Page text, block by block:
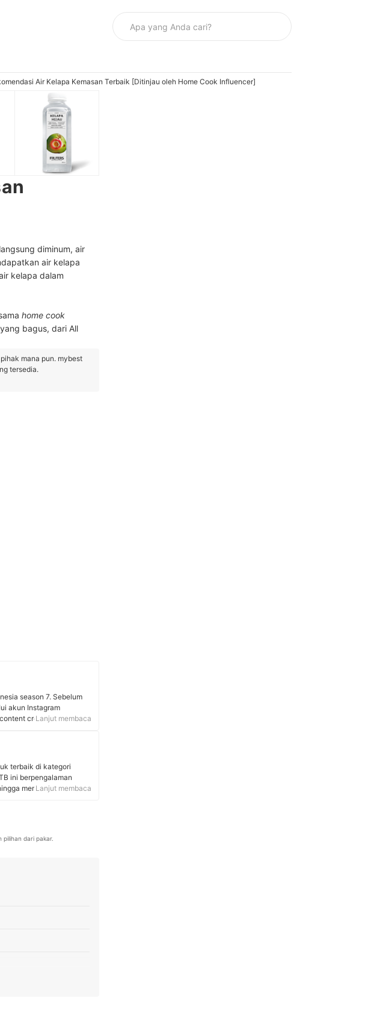
Air Kelapa Kemasan Terbaik [Ditinjau oleh Home Cook Influencer]
diminum, air
air kelapa
kelapa dalam
home cook
bagus, dari All
mana pun. mybest
tersedia.
season 7. Sebelum
akun Instagram
creator, ia tidak
produk dapur
Lanjut membaca
terbaik di kategori
ini berpengalaman
membangun
Lanjut membaca
dari pakar.